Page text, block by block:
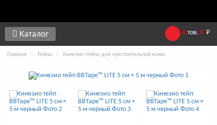
Каталог 0 тов. 0 Р
Главная Тейпы Кинезио тейпы для чувствительной кожи